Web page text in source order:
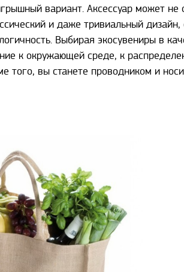
вариант. Аксессуар может
и даже тривиальный
Выбирая экосувениры в
к окружающей среде, к
того, вы станете проводником и